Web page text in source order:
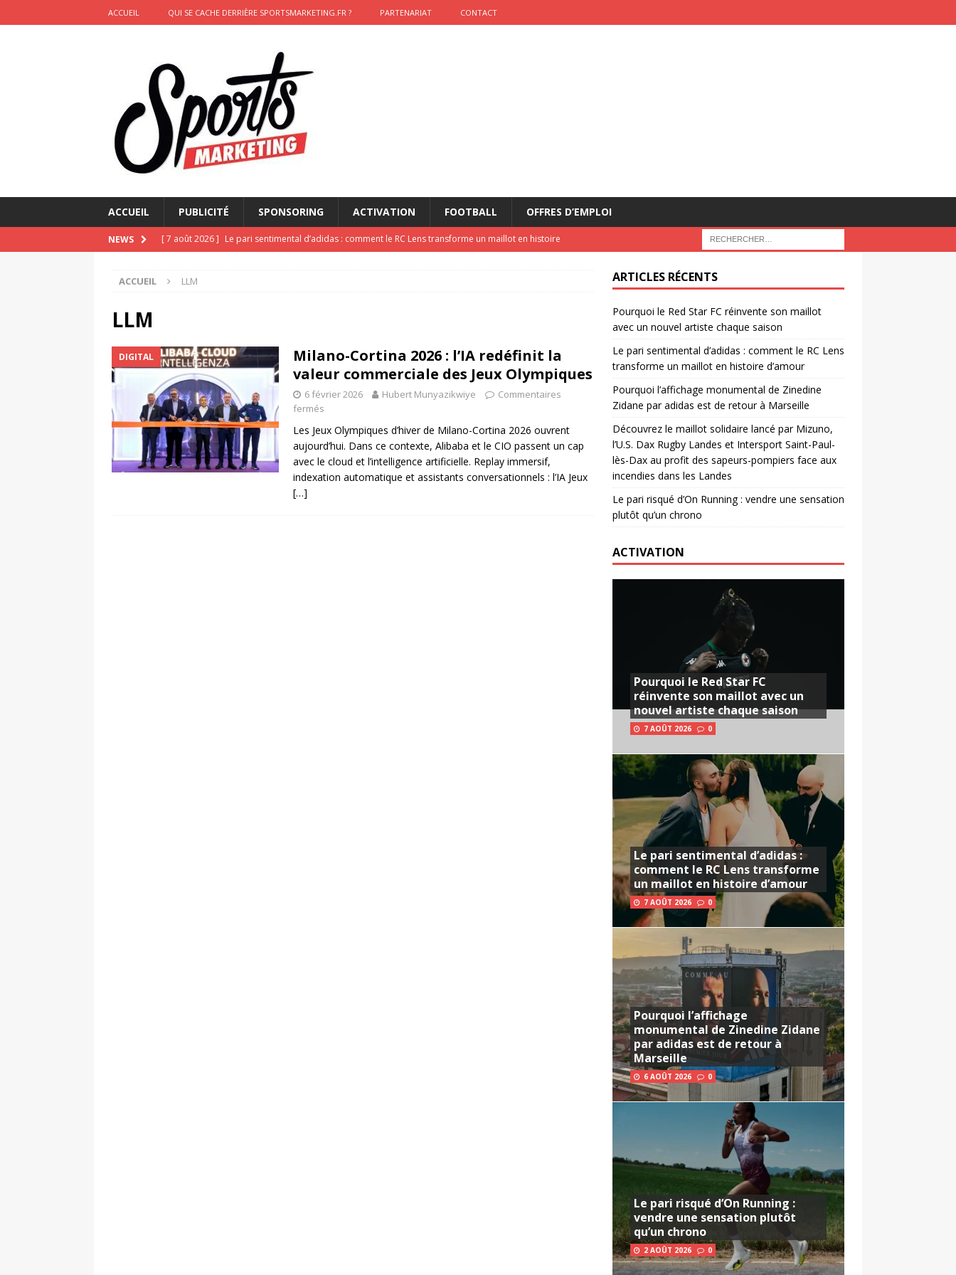
ACCUEIL QUI SE CACHE DERRIÈRE SPORTSMARKETING.FR ? PARTENARIAT CONTACT
ACCUEIL PUBLICITÉ SPONSORING ACTIVATION FOOTBALL OFFRES D’EMPLOI
NEWS [ 7 août 2026 ] Le pari sentimental d’adidas : comment le RC Lens transforme un maillot en histoire
[ 6 août 2026 ]
Saint-Paul-lès-Dax au profit des sapeurs-pompiers face aux incendies dans les Landes
RUGBY
[ 2 août 2026 ] Le pari risqué d’On Running : vendre une sensation plutôt qu’un chrono
ACTIVATION
[ 7 août 2026 ] Pourquoi le Red Star FC réinvente son maillot avec un nouvel artiste chaque saison
ACTIVATION
ACCUEIL LLM
LLM
DIGITAL
Milano-Cortina 2026 : l’IA redéfinit la
valeur commerciale des Jeux Olympiques
6 février 2026 Hubert Munyazikwiye
Commentaires
fermés
Les Jeux Olympiques d’hiver de Milano-Cortina 2026 ouvrent
aujourd’hui. Dans ce contexte, Alibaba et le CIO passent un cap
avec le cloud et l’intelligence artificielle. Replay immersif,
indexation automatique et assistants conversationnels : l’IA Jeux
[…]
ARTICLES RÉCENTS
Pourquoi le Red Star FC réinvente son maillot
avec un nouvel artiste chaque saison
Le pari sentimental d’adidas : comment le RC Lens
transforme un maillot en histoire d’amour
Pourquoi l’affichage monumental de Zinedine
Zidane par adidas est de retour à Marseille
Découvrez le maillot solidaire lancé par Mizuno,
l’U.S. Dax Rugby Landes et Intersport Saint-Paul-
lès-Dax au profit des sapeurs-pompiers face aux
incendies dans les Landes
Le pari risqué d’On Running : vendre une sensation
plutôt qu’un chrono
ACTIVATION
Pourquoi le Red Star FC
réinvente son maillot avec un
nouvel artiste chaque saison
7 AOÛT 2026 0
Le pari sentimental d’adidas :
comment le RC Lens transforme
un maillot en histoire d’amour
7 AOÛT 2026 0
Pourquoi l’affichage
monumental de Zinedine Zidane
par adidas est de retour à
Marseille
6 AOÛT 2026 0
Le pari risqué d’On Running :
vendre une sensation plutôt
qu’un chrono
2 AOÛT 2026 0